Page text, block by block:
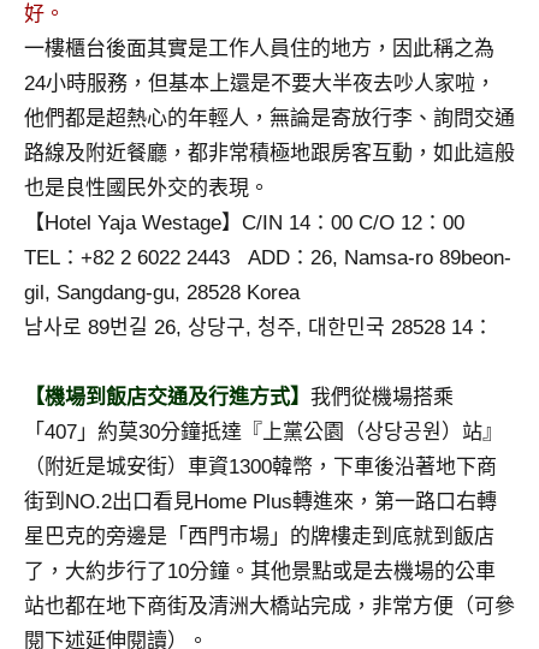
觀
合
作
達
人
對
象。
★
好。
一樓櫃台後面其實是工作人員住的地方，因此稱之為
24小時服務，但基本上還是不要大半夜去吵人家啦，
他們都是超熱心的年輕人，無論是寄放行李、詢問交通
路線及附近餐廳，都非常積極地跟房客互動，如此這般
也是良性國民外交的表現。
【Hotel Yaja Westage】C/IN 14：00 C/O 12：00
TEL：+82 2 6022 2443 ADD：26, Namsa-ro 89beon-
gil, Sangdang-gu, 28528 Korea
남사로 89번길 26, 상당구, 청주, 대한민국 28528 14：
【機場到飯店交通及行進方式】 我們從機場搭乘
「407」約莫30分鐘抵達『上黨公園（상당공원）站』
（附近是城安街）車資1300韓幣，下車後沿著地下商
街到NO.2出口看見Home Plus轉進來，第一路口右轉
星巴克的旁邊是「西門市場」的牌樓走到底就到飯店
了，大約步行了10分鐘。其他景點或是去機場的公車
站也都在地下商街及清洲大橋站完成，非常方便（可參
閱下述延伸閱讀）。